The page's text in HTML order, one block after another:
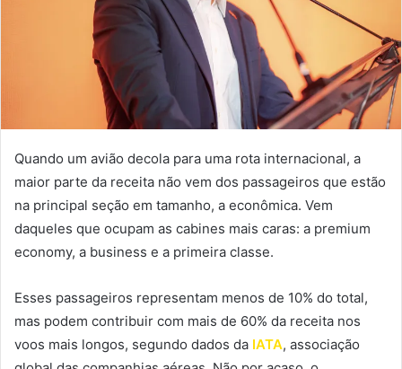
Quando um avião decola para uma rota internacional, a
maior parte da receita não vem dos passageiros que estão
na principal seção em tamanho, a econômica. Vem
daqueles que ocupam as cabines mais caras: a premium
economy, a business e a primeira classe.
Esses passageiros representam menos de 10% do total,
mas podem contribuir com mais de 60% da receita nos
voos mais longos, segundo dados da IATA, associação